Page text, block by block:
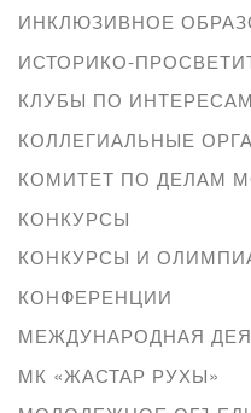
ИНКЛЮЗИВНОЕ
ИСТОРИКО-
КЛУБЫ ПО ИНТЕРЕСАМ
КОЛЛЕГИАЛЬНЫЕ
КОМИТЕТ ПО ДЕЛАМ
КОНКУРСЫ
КОНКУРСЫ И
КОНФЕРЕНЦИИ
МЕЖДУНАРОДНАЯ
МК «ЖАСТАР РУХЫ»